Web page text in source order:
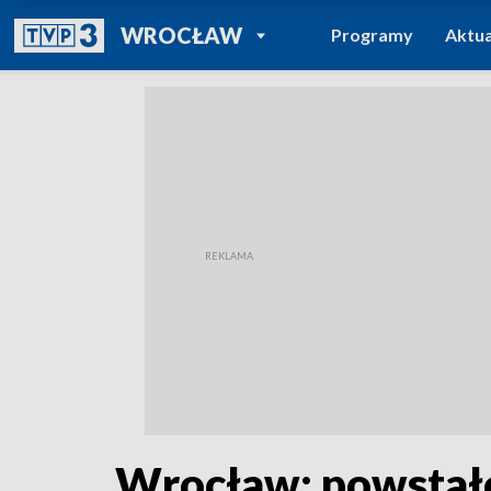
WROCŁAWPOWRÓT DO
TVP REGIONY
Programy